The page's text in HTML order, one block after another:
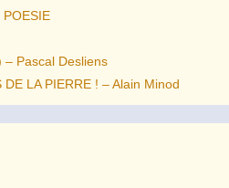
POESIE
– Pascal Desliens
LA PIERRE ! – Alain Minod